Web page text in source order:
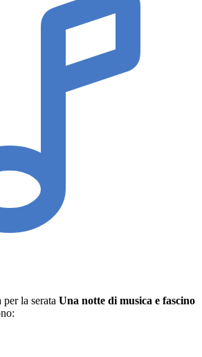
la serata Una notte di musica e fascino